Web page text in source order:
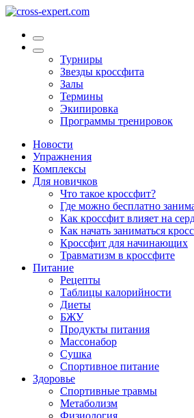
Турниры
Звезды кроссфита
Залы
Термины
Экипировка
Программы тренировок
Новости
Упражнения
Комплексы
Для новичков
Что такое кроссфит?
Где можно бесплатно
Как кроссфит влияет на
Как начать заниматься
Кроссфит для начинающих
Травматизм в кроссфите
Питание
Рецепты
Таблицы калорийности
Диеты
БЖУ
Продукты питания
Массонабор
Сушка
Спортивное питание
Здоровье
Спортивные травмы
Метаболизм
Физиология